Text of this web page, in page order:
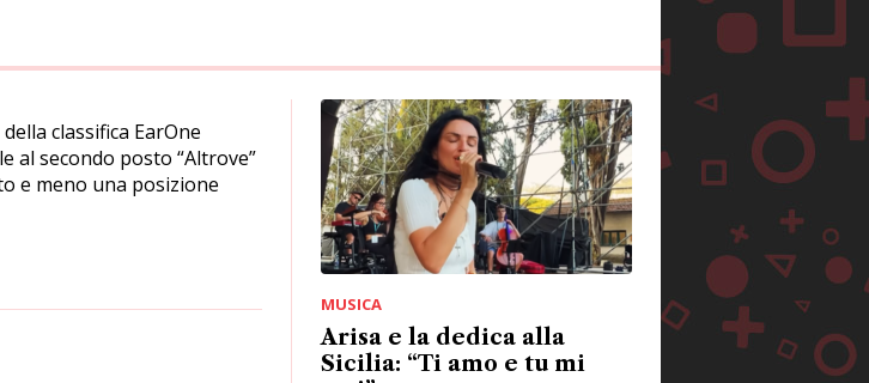
classifica EarOne
al secondo posto “Altrove”
e meno una posizione
MUSICA
Arisa e la dedica alla
Sicilia: “Ti amo e tu mi